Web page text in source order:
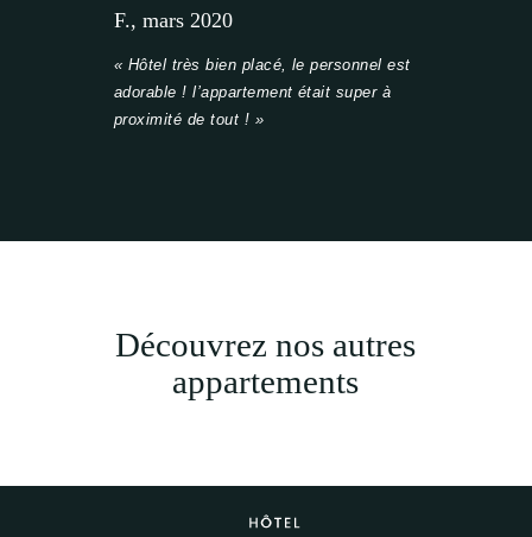
F., mars 2020
« Hôtel très bien placé, le personnel est
adorable ! l’appartement était super à
proximité de tout ! »
Découvrez nos autres
appartements